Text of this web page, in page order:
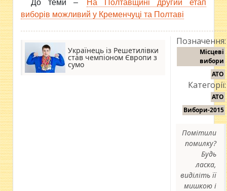
До теми –
На Полтавщині другий етап
виборів можливий у Кременчуці та Полтаві
Українець із Решетилівки
став чемпіоном Європи з
сумо
Позначення:
Місцеві
вибори
АТО
Категорії:
АТО
Вибори-2015
Помітили
помилку?
Будь
ласка,
виділіть її
мишкою і